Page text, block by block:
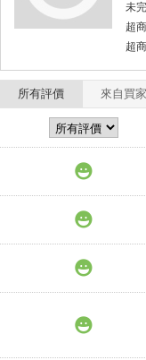
未
超
超
所有評價 來自買